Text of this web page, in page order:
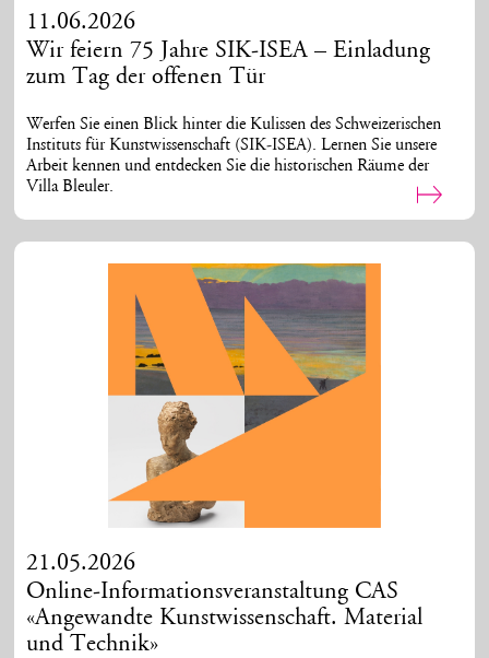
11.06.2026
Wir feiern 75 Jahre SIK-ISEA – Einladung
zum Tag der offenen Tür
Werfen Sie einen Blick hinter die Kulissen des Schweizerischen
Instituts für Kunstwissenschaft (SIK-ISEA). Lernen Sie unsere
Arbeit kennen und entdecken Sie die historischen Räume der
Villa Bleuler.
21.05.2026
Online-Informationsveranstaltung CAS
«Angewandte Kunstwissenschaft. Material
und Technik»